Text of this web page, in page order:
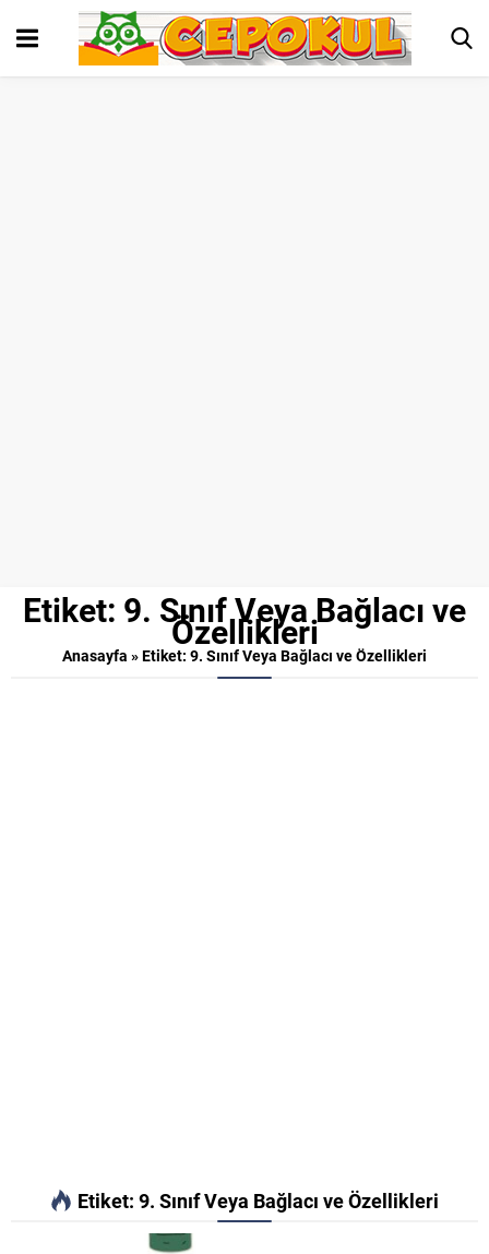
Etiket: 9. Sınıf Veya Bağlacı ve
Özellikleri
Anasayfa »Etiket: 9. Sınıf Veya Bağlacı ve Özellikleri
Etiket: 9. Sınıf Veya Bağlacı ve Özellikleri